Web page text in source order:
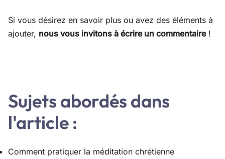
Si vous désirez en savoir plus ou avez des éléments à
ajouter, nous vous invitons à écrire un commentaire!
Sujets abordés dans
l'article :
Comment pratiquer la méditation chrétienne